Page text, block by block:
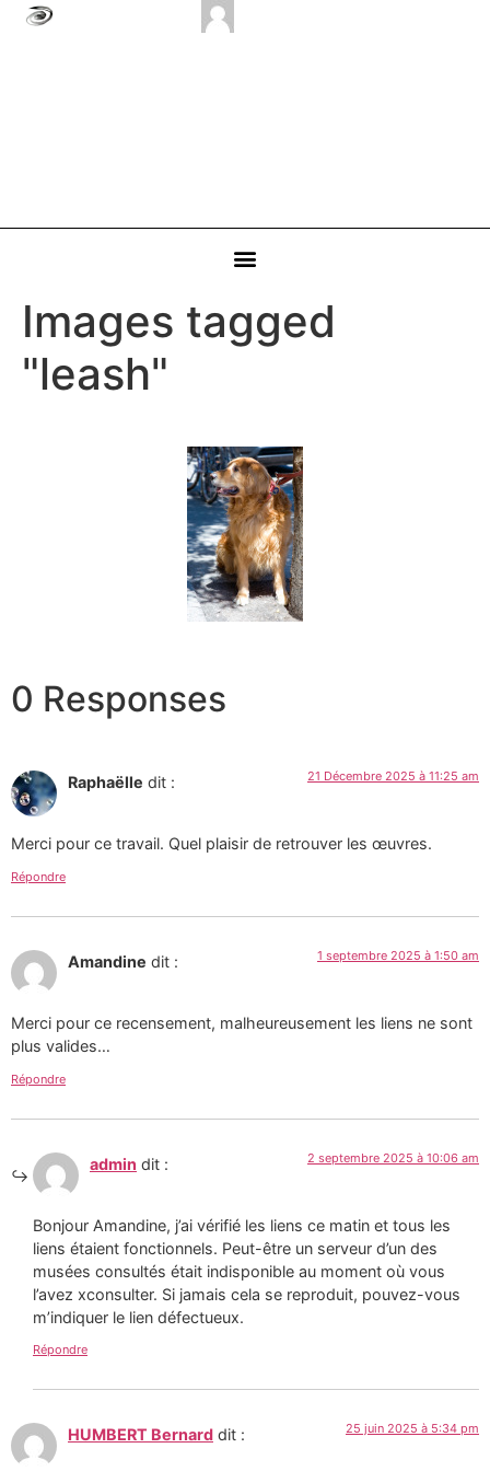
Images tagged
"leash"
0 Responses
Raphaëlle dit : 21 Décembre 2025 à 11:25 am
Merci pour ce travail. Quel plaisir de retrouver les œuvres.
Répondre
Amandine dit : 1 septembre 2025 à 1:50 am
Merci pour ce recensement, malheureusement les liens ne sont
plus valides…
Répondre
admin dit : 2 septembre 2025 à 10:06 am
Bonjour Amandine, j’ai vérifié les liens ce matin et tous les
liens étaient fonctionnels. Peut-être un serveur d’un des
musées consultés était indisponible au moment où vous
l’avez xconsulter. Si jamais cela se reproduit, pouvez-vous
m’indiquer le lien défectueux.
Répondre
HUMBERT Bernard dit : 25 juin 2025 à 5:34 pm